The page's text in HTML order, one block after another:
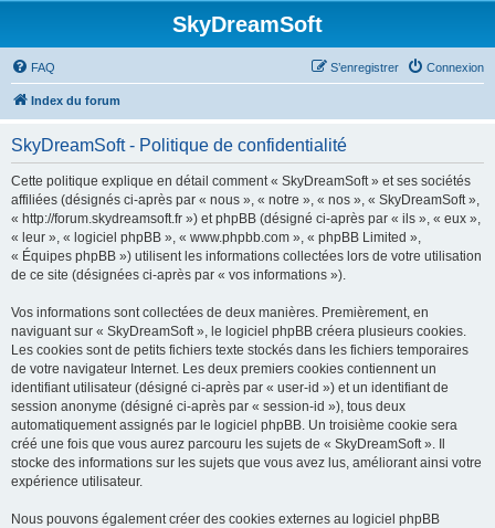
SkyDreamSoft
FAQ Connexion
S’enregistrer
Index du forum
SkyDreamSoft - Politique de confidentialité
Cette politique explique en détail comment « SkyDreamSoft » et ses sociétés
affiliées (désignés ci-après par « nous », « notre », « nos », « SkyDreamSoft »,
« http://forum.skydreamsoft.fr ») et phpBB (désigné ci-après par « ils », « eux »,
« leur », « logiciel phpBB », « www.phpbb.com », « phpBB Limited »,
« Équipes phpBB ») utilisent les informations collectées lors de votre utilisation
de ce site (désignées ci-après par « vos informations »).
Vos informations sont collectées de deux manières. Premièrement, en
naviguant sur « SkyDreamSoft », le logiciel phpBB créera plusieurs cookies.
Les cookies sont de petits fichiers texte stockés dans les fichiers temporaires
de votre navigateur Internet. Les deux premiers cookies contiennent un
identifiant utilisateur (désigné ci-après par « user-id ») et un identifiant de
session anonyme (désigné ci-après par « session-id »), tous deux
automatiquement assignés par le logiciel phpBB. Un troisième cookie sera
créé une fois que vous aurez parcouru les sujets de « SkyDreamSoft ». Il
stocke des informations sur les sujets que vous avez lus, améliorant ainsi votre
expérience utilisateur.
Nous pouvons également créer des cookies externes au logiciel phpBB